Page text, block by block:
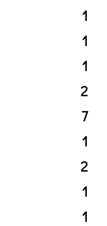
1
1
1
2
7
1
2
1
1